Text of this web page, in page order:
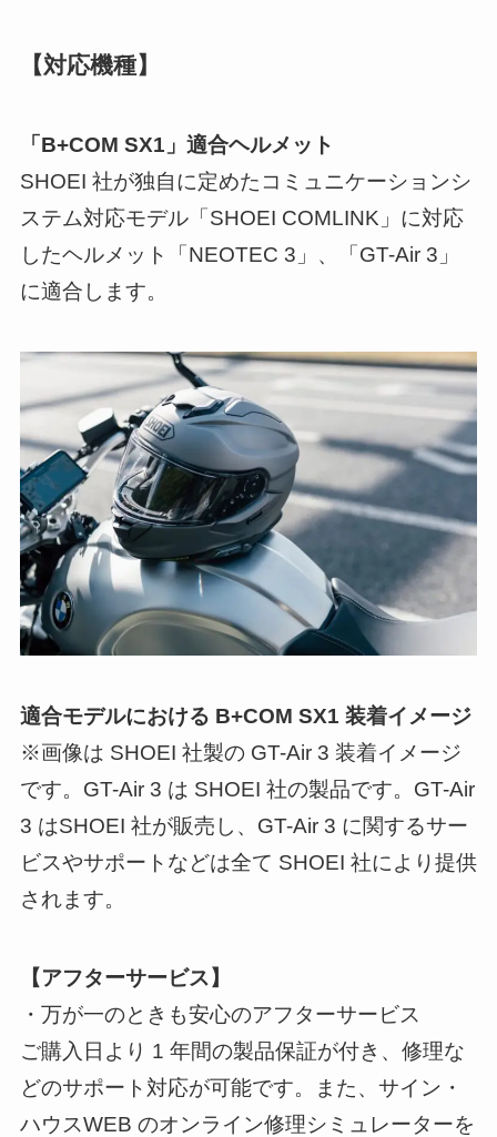
【対応機種】
「B+COM SX1」適合ヘルメット
SHOEI 社が独自に定めたコミュニケーションシ
ステム対応モデル「SHOEI COMLINK」に対応
したヘルメット「NEOTEC 3」、「GT-Air 3」
に適合します。
適合モデルにおける B+COM SX1 装着イメージ
※画像は SHOEI 社製の GT-Air 3 装着イメージ
です。GT-Air 3 は SHOEI 社の製品です。GT-Air
3 はSHOEI 社が販売し、GT-Air 3 に関するサー
ビスやサポートなどは全て SHOEI 社により提供
されます。
【アフターサービス】
・万が一のときも安心のアフターサービス
ご購入日より 1 年間の製品保証が付き、修理な
どのサポート対応が可能です。また、サイン・
ハウスWEB のオンライン修理シミュレーターを